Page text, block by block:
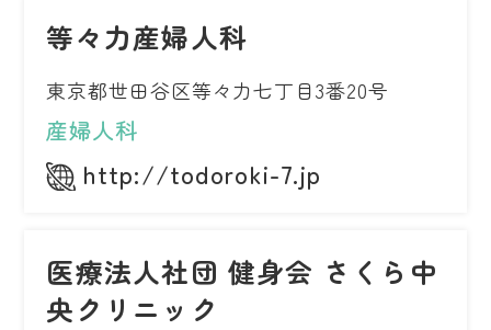
等々力産婦人科
東京都世田谷区等々力七丁目3番20号
産婦人科
http://todoroki-7.jp
医療法人社団 健身会 さくら中
央クリニック